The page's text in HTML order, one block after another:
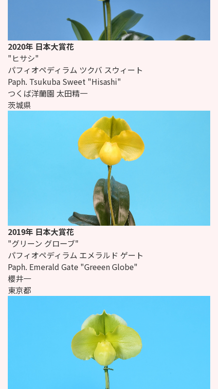
2020年 日本大賞花
"ヒサシ"
パフィオペディラム ツクバ スウィート
Paph. Tsukuba Sweet "Hisashi"
つくば洋蘭園 太田精一
茨城県
2019年 日本大賞花
"グリーン グローブ"
パフィオペディラム エメラルド ゲート
Paph. Emerald Gate "Greeen Globe"
櫻井一
東京都